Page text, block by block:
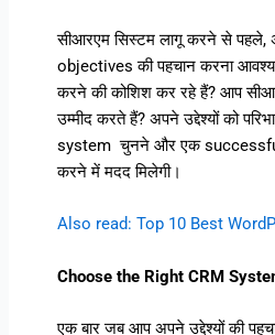
सीआरएम सिस्टम लागू करने से
objectives की पहचान करना
करने की कोशिश कर रहे हैं? आप
उम्मीद करते हैं? अपने उद्देश्यों को
system चुनने और एक
करने में मदद मिलेगी।
Also read: Top 10 Best
Choose the Right CRM
एक बार जब आप अपने उद्देश्यों की